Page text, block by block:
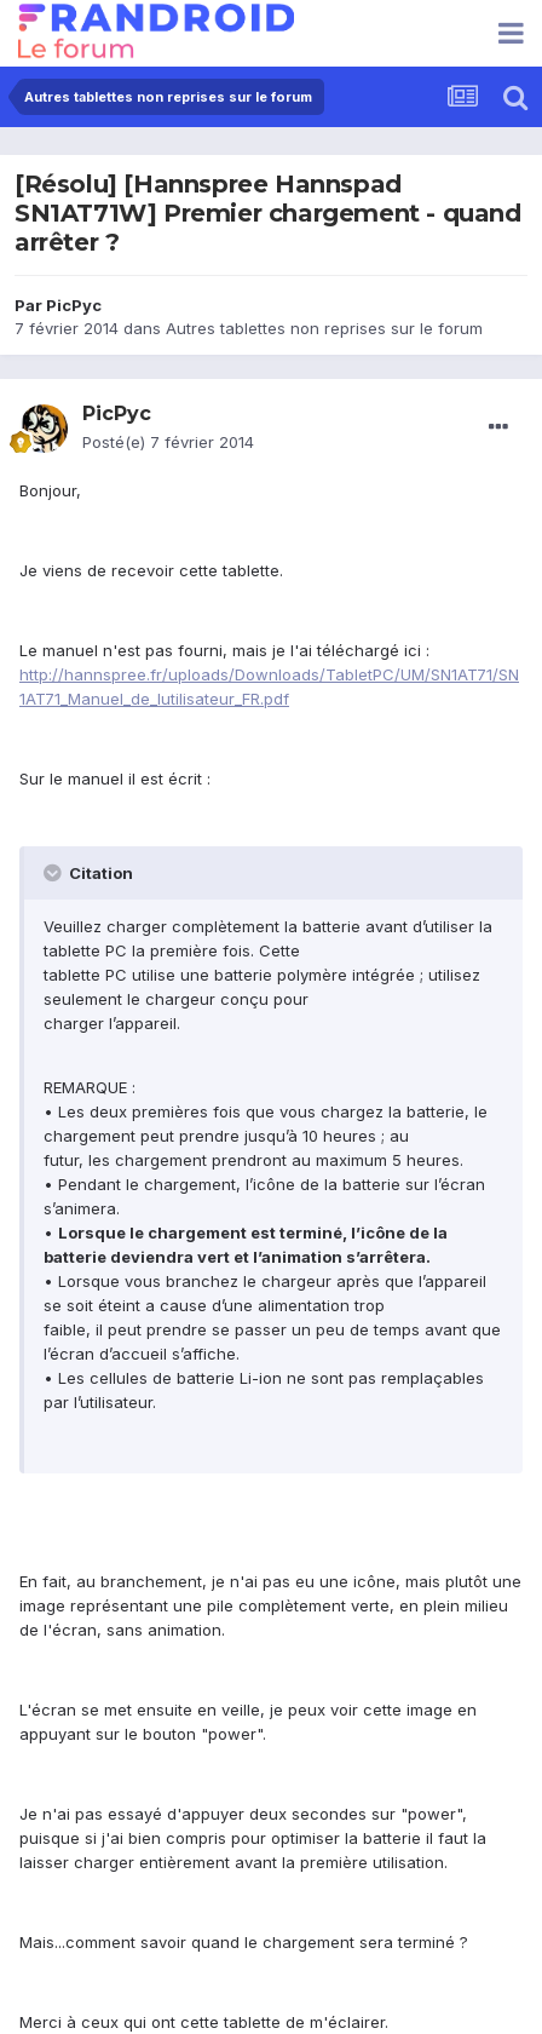
Autres tablettes non reprises sur le forum
[Résolu] [Hannspree Hannspad
SN1AT71W] Premier chargement - quand
arrêter ?
Par PicPyc
7 février 2014 dans Autres tablettes non reprises sur le forum
PicPyc
Posté(e) 7 février 2014
Bonjour,
Je viens de recevoir cette tablette.
Le manuel n'est pas fourni, mais je l'ai téléchargé ici :
http://hannspree.fr/uploads/Downloads/TabletPC/UM/SN1AT71/SN
1AT71_Manuel_de_lutilisateur_FR.pdf
Sur le manuel il est écrit :
Citation
Veuillez charger complètement la batterie avant d’utiliser la
tablette PC la première fois. Cette
tablette PC utilise une batterie polymère intégrée ; utilisez
seulement le chargeur conçu pour
charger l’appareil.
REMARQUE :
• Les deux premières fois que vous chargez la batterie, le
chargement peut prendre jusqu’à 10 heures ; au
futur, les chargement prendront au maximum 5 heures.
• Pendant le chargement, l’icône de la batterie sur l’écran
s’animera.
• Lorsque le chargement est terminé, l’icône de la
batterie deviendra vert et l’animation s’arrêtera.
• Lorsque vous branchez le chargeur après que l’appareil
se soit éteint a cause d’une alimentation trop
faible, il peut prendre se passer un peu de temps avant que
l’écran d’accueil s’affiche.
• Les cellules de batterie Li-ion ne sont pas remplaçables
par l’utilisateur.
En fait, au branchement, je n'ai pas eu une icône, mais plutôt une
image représentant une pile complètement verte, en plein milieu
de l'écran, sans animation.
L'écran se met ensuite en veille, je peux voir cette image en
appuyant sur le bouton "power".
Je n'ai pas essayé d'appuyer deux secondes sur "power",
puisque si j'ai bien compris pour optimiser la batterie il faut la
laisser charger entièrement avant la première utilisation.
Mais...comment savoir quand le chargement sera terminé ?
Merci à ceux qui ont cette tablette de m'éclairer.